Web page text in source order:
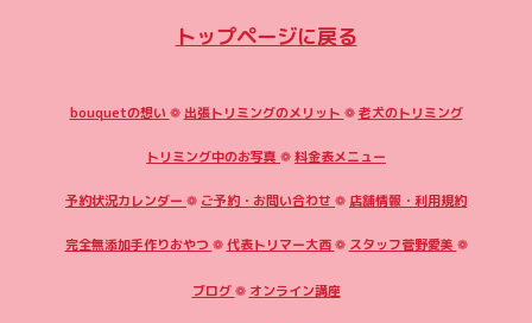
トップページに戻る
bouquetの想い ❁ 出張トリミングのメリット ❁老犬のトリミング
トリミング中のお写真 ❁料金表メニュー
予約状況カレンダー ❁ ご予約・お問い合わせ ❁ 店舗情報・利用規約
完全無添加手作りおやつ ❁代表トリマー大西❁ スタッフ菅野愛美 ❁
ブログ❁ オンライン講座